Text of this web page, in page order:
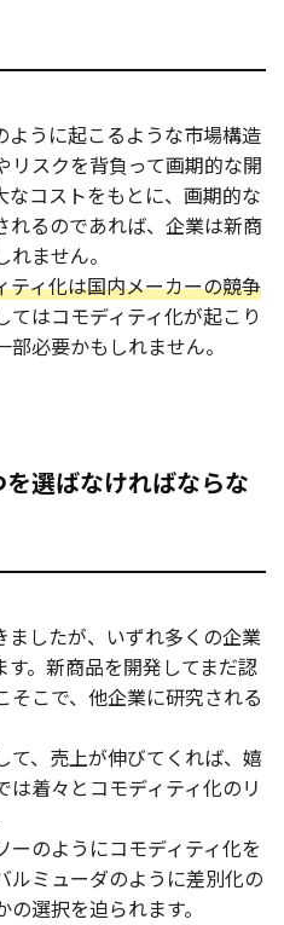
ように起こるような市場構造
リスクを背負って画期的な開
コストをもとに、画期的な
れるのであれば、企業は新商
ません。
ティ化は国内メーカーの競争
てはコモディティ化が起こり
必要かもしれません。
選ばなければならな
ましたが、いずれ多くの企業
。新商品を開発してまだ認
こで、他企業に研究される
て、売上が伸びてくれば、嬉
は着々とコモディティ化のリ
のようにコモディティ化を
ルミューダのように差別化の
選択を迫られます。